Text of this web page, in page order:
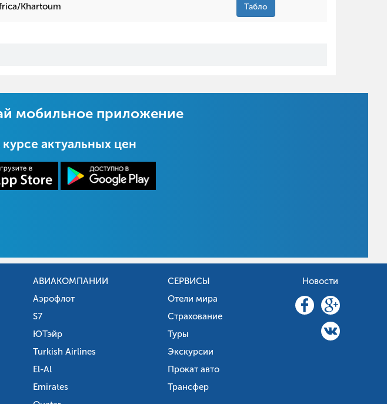
Khartoum Табло
мобильное приложение
курсе актуальных цен
АВИАКОМПАНИИ
Аэрофлот
S7
ЮТэйр
Turkish Airlines
El-Al
Emirates
СЕРВИСЫ
Отели мира
Страхование
Туры
Экскурсии
Прокат авто
Трансфер
Новости